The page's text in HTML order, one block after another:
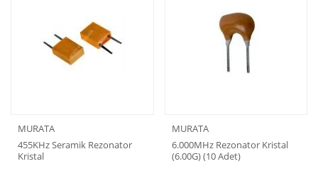
MURATA
455KHz Seramik Rezonator
Kristal
MURATA
6.000MHz Rezonator Kristal
(6.00G) (10 Adet)